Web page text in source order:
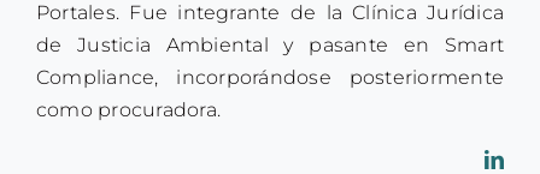
Portales. Fue integrante de la Clínica Jurídica
de Justicia Ambiental y pasante en Smart
Compliance, incorporándose posteriormente
como procuradora.